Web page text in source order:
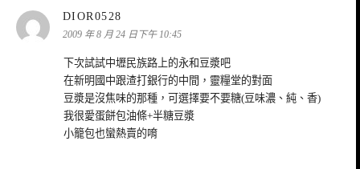
DIOR0528
示:
2009 年 8 月 24 日下午 10:45
下次試試中壢民族路上的永和豆漿吧
在新明國中跟渣打銀行的中間，靈糧堂的對面
豆漿是沒焦味的那種，可選擇要不要糖(豆味濃、純、香)
我很愛蛋餅包油條+半糖豆漿
小籠包也蠻熱賣的唷